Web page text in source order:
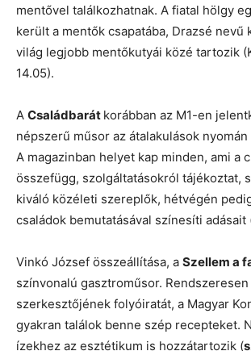
mentővel találkozhatnak. A fiatal hölgy
került a mentők csapatába, Drazsé nevű
világ legjobb mentőkutyái közé tartozik
14.05).
A Családbarát korábban az M1-en
népszerű műsor az átalakulások
A magazinban helyet kap minden, ami a
összefügg, szolgáltatásokról tájékoztat,
kiváló közéleti szereplők, hétvégén
családok bemutatásával színesíti adásait
Vinkó József összeállítása, a Szellem a
színvonalú gasztroműsor.
szerkesztőjének folyóiratát, a Magyar
gyakran találok benne szép recepteket.
ízekhez az esztétikum is hozzátartozik (